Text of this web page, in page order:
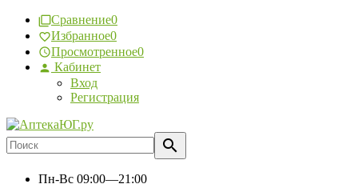
Сравнение0
Избранное0
Просмотренное0
Кабинет
Вход
Регистрация
Пн-Вс 09:00—21:00